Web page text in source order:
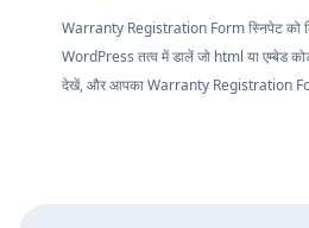
Warranty Registration Form स्निपेट को
WordPress तत्व में डालें जो html या एम्बेड
देखें, और आपका Warranty Registration